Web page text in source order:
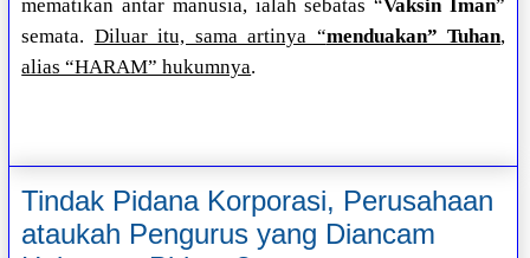
mematikan antar manusia, ialah sebatas “Vaksin Iman”
semata. Diluar itu, sama artinya “menduakan” Tuhan,
alias “HARAM” hukumnya.
Tindak Pidana Korporasi, Perusahaan
ataukah Pengurus yang Diancam